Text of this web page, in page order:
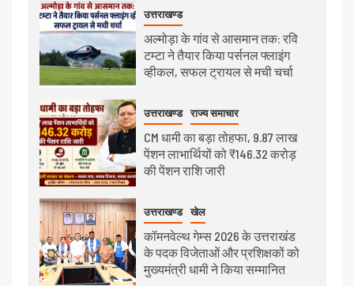
उत्तराखण्ड
अल्मोड़ा के गांव से आसमान तक: रवि
टम्टा ने तैयार किया पर्सनल फ्लाइंग
व्हीकल, सफल ट्रायल से मची चर्चा
उत्तराखण्ड राज्य समाचार
CM धामी का बड़ा तोहफा, 9.87 लाख
पेंशन लाभार्थियों को ₹146.32 करोड़
की पेंशन राशि जारी
उत्तराखण्ड खेल
कॉमनवेल्थ गेम्स 2026 के उत्तराखंड
के पदक विजेताओं और प्रशिक्षकों को
मुख्यमंत्री धामी ने किया सम्मानित